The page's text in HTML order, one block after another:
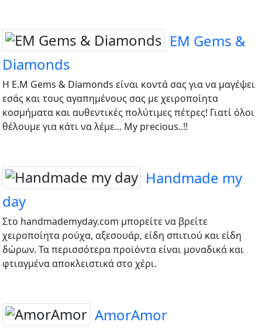
EM Gems &
Diamonds
Η E.M Gems & Diamonds είναι κοντά σας για να μαγέψει
εσάς και τους αγαπημένους σας με χειροποίητα
κοσμήματα και αυθεντικές πολύτιμες πέτρες! Γιατί όλοι
θέλουμε για κάτι να λέμε... My precious..!!
Handmade my
day
Στο handmademyday.com μπορείτε να βρείτε
χειροποίητα ρούχα, αξεσουάρ, είδη σπιτιού και είδη
δώρων. Τα περισσότερα προϊόντα είναι μοναδικά και
φτιαγμένα αποκλειστικά στο χέρι.
AmorAmor